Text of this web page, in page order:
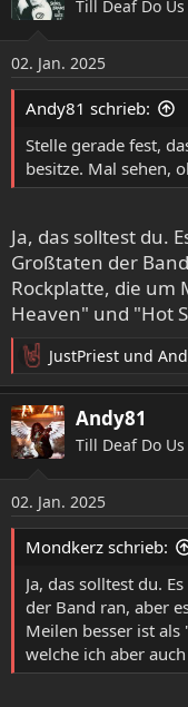
t
n
e
n
Till Deaf Do
02. Jan. 2025
Andy81 schrieb:
Stelle gerade fest,
besitze. Mal sehen,
Ja, das solltest du.
Großtaten der
Rockplatte, die um
Heaven" und "Hot
R
e
a
k
t
n
e
n
JustPriest und
Andy81
Till Deaf Do
02. Jan. 2025
Mondkerz schrieb:
Ja, das solltest du.
der Band ran, aber
Meilen besser ist als
welche ich aber